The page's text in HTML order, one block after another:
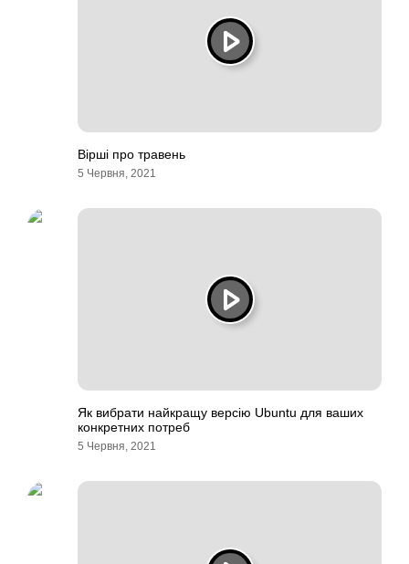
Вірші про травень
5 Червня, 2021
Як вибрати найкращу версію Ubuntu для ваших
конкретних потреб
5 Червня, 2021